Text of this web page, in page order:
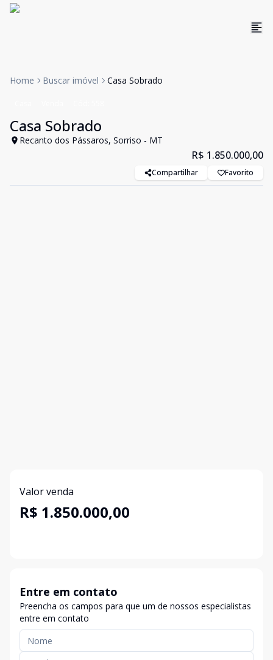
Home Buscar imóvel Casa Sobrado
Casa Sobrado
Recanto dos Pássaros, Sorriso - MT
R$ 1.850.000,00
Compartilhar Favorito
Valor venda
R$ 1.850.000,00
Entre em contato
Preencha os campos para que um de nossos especialistas
entre em contato